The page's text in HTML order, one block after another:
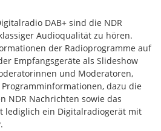
DAB+ sind die NDR
Audioqualität zu hören.
der Radioprogramme auf
Empfangsgeräte als Slideshow
und Moderatoren,
dazu die
NDR Nachrichten sowie das
lediglich ein Digitalradiogerät mit